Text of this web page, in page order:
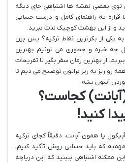
توی بعضی نقشه ها اشتباهی جای دیگه
قراره یه راهنمای کامل و درست حسابی
و از این بهشت کوچیک لذت ببرید.
یکی از بکرترین نقاط ترکیه؟ پس بزن
چه خبره و چطوری می تونیم بهترین
از بهترین زمان سفر بگیر تا تفریحات
رو ریز به ریز براتون توضیح می دیم تا
آسون بشه.
کجاست؟
کنید!
یا همون آبانت، دقیقاً کجای ترکیه
که باید حسابی روش تأکید کنیم،
ممکنه اشتباهی ببینید که این دریاچه